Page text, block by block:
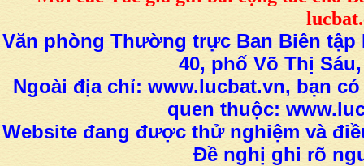
Văn phòng Thường trực Ban Biên tập
40, phố Võ Thị
Ngoài địa chỉ: www.lucbat.vn, bạn
quen thuộc:
Website đang được thử nghiệm và
Đề nghị ghi rõ